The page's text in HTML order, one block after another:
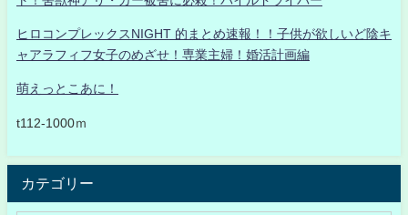
ヒロコンプレックスNIGHT 的まとめ速報！！子供が欲しいど陰キ
ャアラフィフ女子のめざせ！専業主婦！婚活計画編
萌えっとこあに！
t112-1000ｍ
カテゴリー